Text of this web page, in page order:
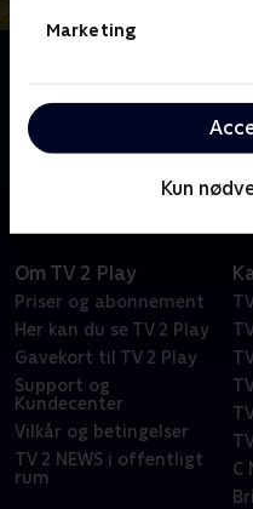
Marketing
Kun
udfolder sig med varme,
unge beboere, der alle
Om TV 2 Play
Priser og abonnement
Her kan du se TV 2 Play
Gavekort til TV 2 Play
Support og
Kundecenter
Vilkår og betingelser
TV 2 NEWS i offentligt
rum
C